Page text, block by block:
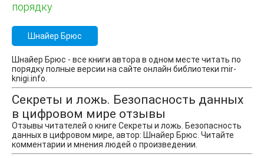
порядку
Шнайер Брюс
Шнайер Брюс - все книги автора в одном месте читать по
порядку полные версии на сайте онлайн библиотеки mir-
knigi.info.
Секреты и ложь. Безопасность данных
в цифровом мире отзывы
Отзывы читателей о книге Секреты и ложь. Безопасность
данных в цифровом мире, автор: Шнайер Брюс. Читайте
комментарии и мнения людей о произведении.